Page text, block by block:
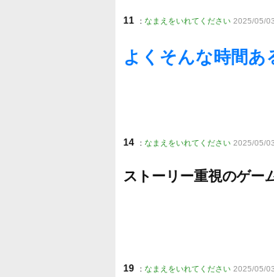
11 : なまえをいれてください 2025/05/
よくそんな時間あ
14 : なまえをいれてください 2025/05/
ストーリー重視のゲー
19 : なまえをいれてください 2025/05/